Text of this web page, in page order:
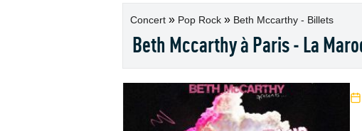
Concert » Pop Rock » Beth Mccarthy - Billets
Beth Mccarthy à Paris - La